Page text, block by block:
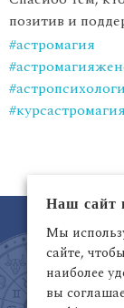
позитив и
#астромагия
#курсастромагия
Наш сайт
Мы
сайте,
наиболее
вы